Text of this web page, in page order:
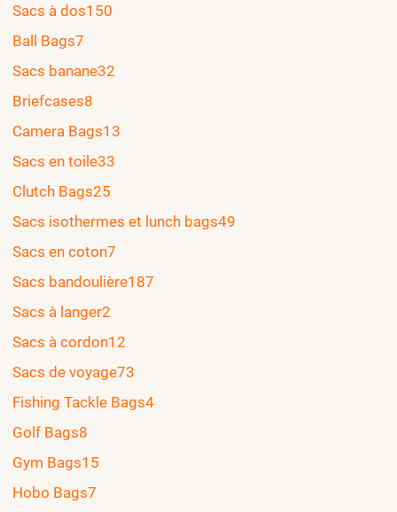
Sacs à dos150
Ball Bags7
Sacs banane32
Briefcases8
Camera Bags13
Sacs en toile33
Clutch Bags25
Sacs isothermes et lunch bags49
Sacs en coton7
Sacs bandoulière187
Sacs à langer2
Sacs à cordon12
Sacs de voyage73
Fishing Tackle Bags4
Golf Bags8
Gym Bags15
Hobo Bags7